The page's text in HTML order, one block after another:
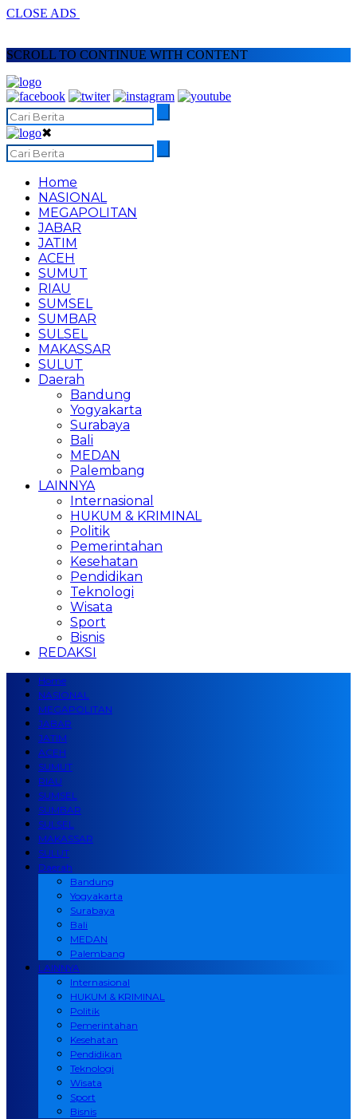
CLOSE ADS
SCROLL TO CONTINUE WITH CONTENT
✖
Home
NASIONAL
MEGAPOLITAN
JABAR
JATIM
ACEH
SUMUT
RIAU
SUMSEL
SUMBAR
SULSEL
MAKASSAR
SULUT
Daerah
Bandung
Yogyakarta
Surabaya
Bali
MEDAN
Palembang
LAINNYA
Internasional
HUKUM & KRIMINAL
Politik
Pemerintahan
Kesehatan
Pendidikan
Teknologi
Wisata
Sport
Bisnis
REDAKSI
Home
NASIONAL
MEGAPOLITAN
JABAR
JATIM
ACEH
SUMUT
RIAU
SUMSEL
SUMBAR
SULSEL
MAKASSAR
SULUT
Daerah
Bandung
Yogyakarta
Surabaya
Bali
MEDAN
Palembang
LAINNYA
Internasional
HUKUM & KRIMINAL
Politik
Pemerintahan
Kesehatan
Pendidikan
Teknologi
Wisata
Sport
Bisnis